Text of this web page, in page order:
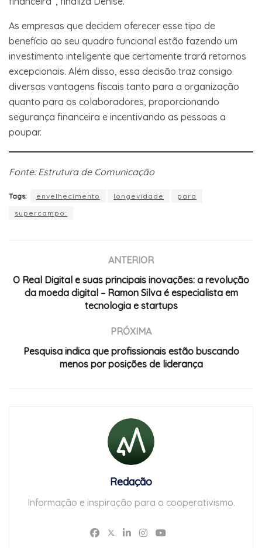
As empresas que decidem oferecer esse tipo de
benefício ao seu quadro funcional estão fazendo um
investimento inteligente que certamente trará retornos
excepcionais. Além disso, essa decisão traz consigo
diversas vantagens fiscais tanto para a organização
quanto para os colaboradores, proporcionando
segurança financeira e incentivando as pessoas a
poupar.
Fonte: Estrutura de Comunicação
Tags: envelhecimento longevidade
para
supercampo:
ANTERIOR
O Real Digital e suas principais inovações: a revolução
da moeda digital – Ramon Silva é especialista em
tecnologia e startups
PRÓXIMA
Pesquisa indica que profissionais estão buscando
menos por posições de liderança
Redação
Informação e inspiração para o cooperativismo.